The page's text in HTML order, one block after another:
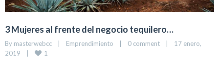
3 Mujeres al frente del negocio tequilero…
By masterwebcc | Emprendimiento | 0 comment |
17 enero,
2019
| 1